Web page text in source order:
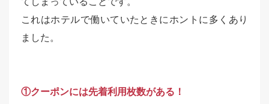
これはホテルで働いていたときにホントに多くあり
ました。
①クーポンには先着利用枚数がある！